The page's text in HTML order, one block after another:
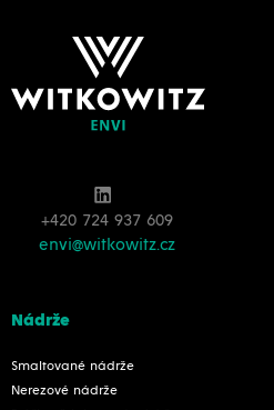
+420 724 937 609
envi@witkowitz.cz
Nádrže
Smaltované nádrže
Nerezové nádrže